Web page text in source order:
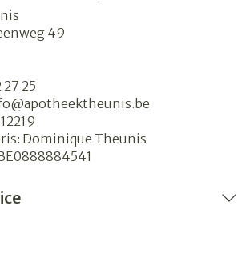
49
27 25
apotheektheunis.be
Dominique Theunis